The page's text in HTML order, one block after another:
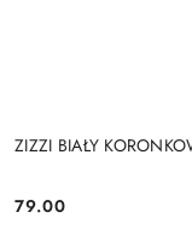
ZIZZI BIAŁY
Cena:
79.00